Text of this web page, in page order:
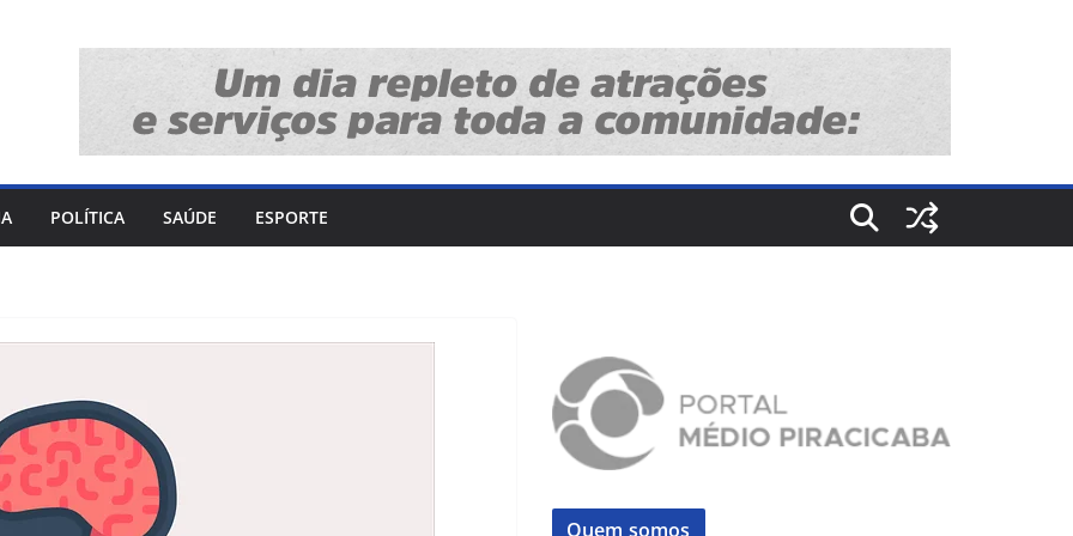
POLÍTICA SAÚDE ESPORTE
Quem somos